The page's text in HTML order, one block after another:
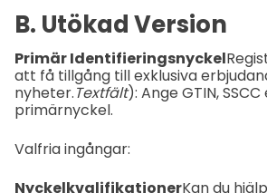
B. Utökad Version
Primär Identifieringsnyckel
att få tillgång till exklusiva
nyheter.Textfält): Ange GTIN,
primärnyckel.
Valfria ingångar:
NyckelkvalifikationerKan du